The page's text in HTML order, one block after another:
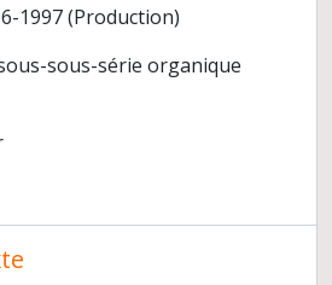
1997 (Production)
sous-série organique